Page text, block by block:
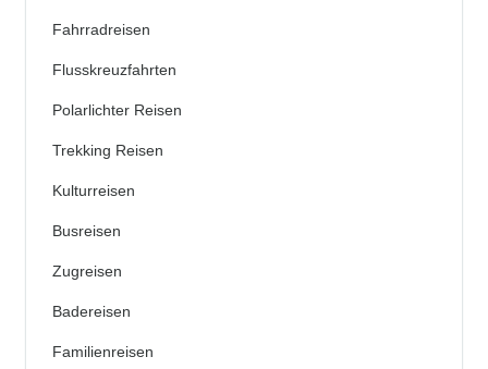
Fahrradreisen
Flusskreuzfahrten
Polarlichter Reisen
Trekking Reisen
Kulturreisen
Busreisen
Zugreisen
Badereisen
Familienreisen